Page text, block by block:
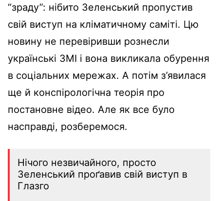
“зраду”: нібито Зеленський пропустив
свій виступ на кліматичному саміті. Цю
новину не перевіривши рознесли
українські ЗМІ і вона викликала обурення
в соціальних мережах. А потім з’явилася
ще й конспірологічна теорія про
постановне відео. Але як все було
насправді, розберемося.
Нічого незвичайного, просто
Зеленський проґавив свій виступ в
Глазго